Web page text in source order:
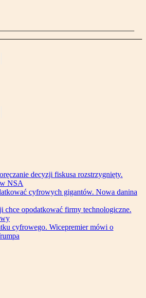
decyzji fiskusa rozstrzygnięty.
NSA
cyfrowych gigantów. Nowa danina
chce opodatkować firmy technologiczne.
cyfrowego. Wicepremier mówi o